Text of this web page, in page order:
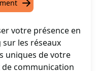
votre présence en
les réseaux
uniques de votre
communication